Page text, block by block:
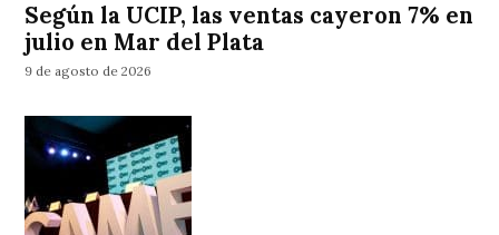
Según la UCIP, las ventas cayeron 7% en
julio en Mar del Plata
9 de agosto de 2026